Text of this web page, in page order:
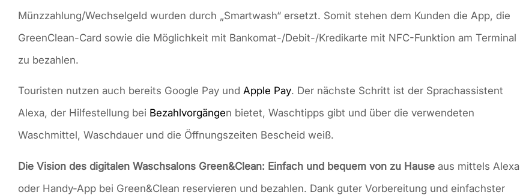
Münzzahlung/Wechselgeld wurden durch „Smartwash“ ersetzt. Somit stehen dem Kunden die App, die
GreenClean-Card sowie die Möglichkeit mit Bankomat-/Debit-/Kredikarte mit NFC-Funktion am Terminal
zu bezahlen.
Touristen nutzen auch bereits Google Pay und Apple Pay. Der nächste Schritt ist der Sprachassistent
Alexa, der Hilfestellung bei Bezahlvorgängen bietet, Waschtipps gibt und über die verwendeten
Waschmittel, Waschdauer und die Öffnungszeiten Bescheid weiß.
Die Vision des digitalen Waschsalons Green&Clean: Einfach und bequem von zu Hause aus mittels Alexa
oder Handy-App bei Green&Clean reservieren und bezahlen. Dank guter Vorbereitung und einfachster